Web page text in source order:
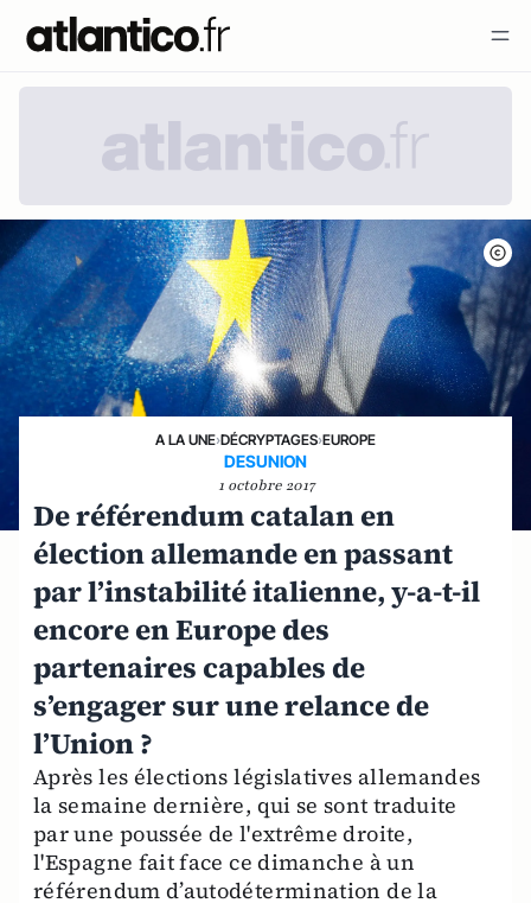
A LA UNE›DÉCRYPTAGES›EUROPE
DESUNION
1 octobre 2017
De référendum catalan en
élection allemande en passant
par l’instabilité italienne, y-a-t-il
encore en Europe des
partenaires capables de
s’engager sur une relance de
l’Union ?
Après les élections législatives allemandes
la semaine dernière, qui se sont traduite
par une poussée de l'extrême droite,
l'Espagne fait face ce dimanche à un
référendum d’autodétermination de la